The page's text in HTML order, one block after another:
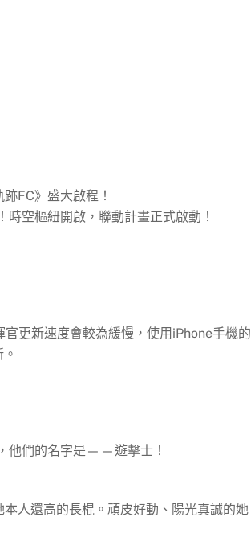
FC》盛大啟程！
空樞紐開啟，聯動計畫正式啟動！
官更新速度會較為緩慢，使用iPhone手機的
他們的名字是——遊擊士！
人還高的長棍。頑皮好動、陽光真誠的她